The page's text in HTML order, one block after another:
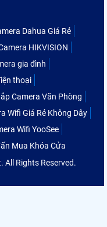
Dahua Giá Rẻ
HIKVISION
gia đình
thoại
Camera Văn Phòng
Wifi Giá Rẻ Không Dây
Wifi YooSee
Mua Khóa Cửa
Rights Reserved.